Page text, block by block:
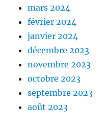
mars 2024
février 2024
janvier 2024
décembre 2023
novembre 2023
octobre 2023
septembre 2023
août 2023